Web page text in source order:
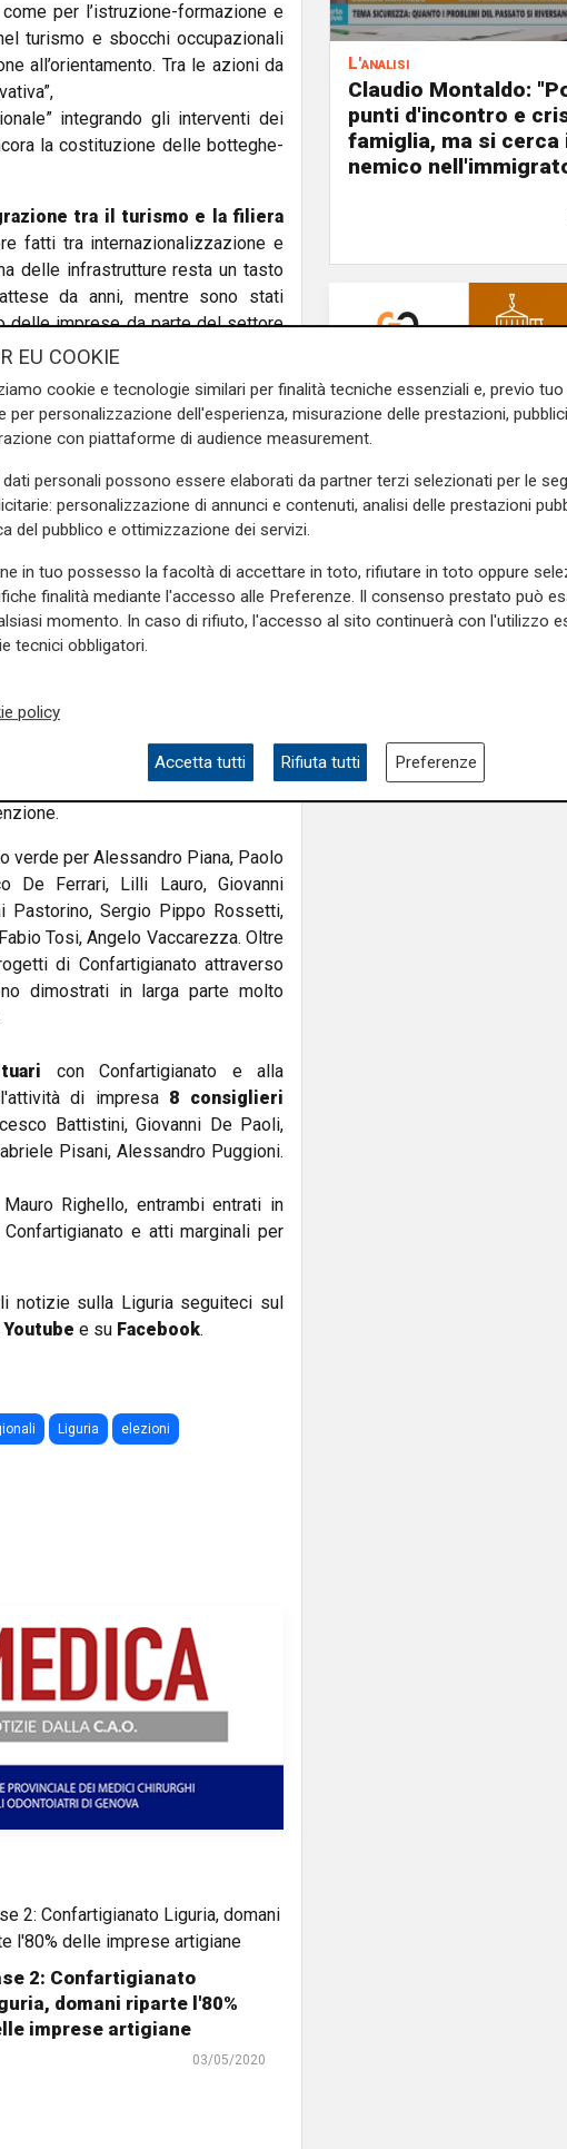
per l’istruzione-formazione e
turismo e sbocchi occupazionali
all’orientamento. Tra le azioni da
integrando gli interventi dei
la costituzione delle botteghe-
tra il turismo e la filiera
fatti tra internazionalizzazione e
delle infrastrutture resta un tasto
da anni, mentre sono stati
delle imprese da parte del settore
giunta e il consiglio sono state
cinque anni, suddivise per i temi
e gli assessori hanno anche
collegate alle attività di maggior
come Stile Artigiano e
un giudizio sintetico espresso dai
dimostrati partecipi agli eventi di
concertando e condividendo le
e più premiati con menzioni
economico), che conquista ben 5
e dagli assessori
Marco Scajola(Edilizia e
ciascuno. ChiudeStefano Mai
verde per Alessandro Piana, Paolo
De Ferrari, Lilli Lauro, Giovanni
Pastorino, Sergio Pippo Rossetti,
Tosi, Angelo Vaccarezza. Oltre
di Confartigianato attraverso
dimostrati in larga parte molto
con Confartigianato e alla
di impresa8 consiglieri
Battistini, Giovanni De Paoli,
Pisani, Alessandro Puggioni.
Righello, entrambi entrati in
e atti marginali per
notizie sulla Liguria seguiteci sul
Youtube e su Facebook.
Liguria elezioni
2: Confartigianato
domani riparte l'80%
imprese artigiane
03/05/2020
L'analisi
Claudio Montaldo:
punti d'incontro e
famiglia, ma si cerca
nemico
EU COOKIE
cookie e tecnologie similari per finalità tecniche essenziali e, previo
per personalizzazione dell'esperienza, misurazione delle prestazioni,
con piattaforme di audience measurement.
personali possono essere elaborati da partner terzi selezionati per le
personalizzazione di annunci e contenuti, analisi delle prestazioni
del pubblico e ottimizzazione dei servizi.
in tuo possesso la facoltà di accettare in toto, rifiutare in toto oppure
finalità mediante l'accesso alle Preferenze. Il consenso prestato può
momento. In caso di rifiuto, l'accesso al sito continuerà con l'utilizzo
tecnici obbligatori.
policy
Accetta tutti Rifiuta tutti Preferenze